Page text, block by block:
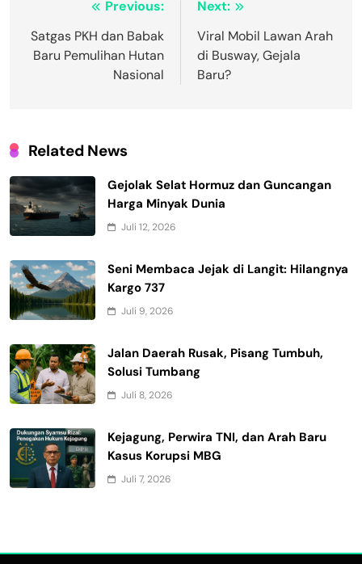
Navigasi
pos
Previous:
Satgas PKH dan Babak
Baru Pemulihan Hutan
Nasional
Next:
Viral Mobil Lawan Arah
di Busway, Gejala
Baru?
Related News
Gejolak Selat Hormuz dan Guncangan
Harga Minyak Dunia
Juli 12, 2026
Seni Membaca Jejak di Langit: Hilangnya
Kargo 737
Juli 9, 2026
Jalan Daerah Rusak, Pisang Tumbuh,
Solusi Tumbang
Juli 8, 2026
Kejagung, Perwira TNI, dan Arah Baru
Kasus Korupsi MBG
Juli 7, 2026